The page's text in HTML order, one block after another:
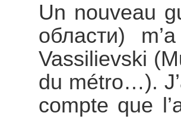
Un nouveau
области)
Vassilievski
du métro…).
compte que